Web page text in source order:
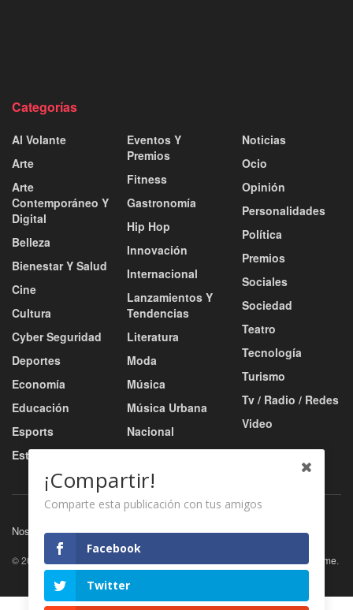
Categorías
Al Volante
Arte
Arte
Contemporáneo Y
Digital
Belleza
Bienestar Y Salud
Cine
Cultura
Cyber Seguridad
Deportes
Economía
Educación
Esports
Estilo De Vida
Eventos Y
Premios
Fitness
Gastronomía
Hip Hop
Innovación
Internacional
Lanzamientos Y
Tendencias
Literatura
Moda
Música
Música Urbana
Nacional
Noticias
Ocio
Opinión
Personalidades
Política
Premios
Sociales
Sociedad
Teatro
Tecnología
Turismo
Tv / Radio / Redes
Video
Nosotros Servicios Contacto
© 2026 Jegtheme.
¡Compartir!
Comparte esta publicación con tus amigos
Facebook
Twitter